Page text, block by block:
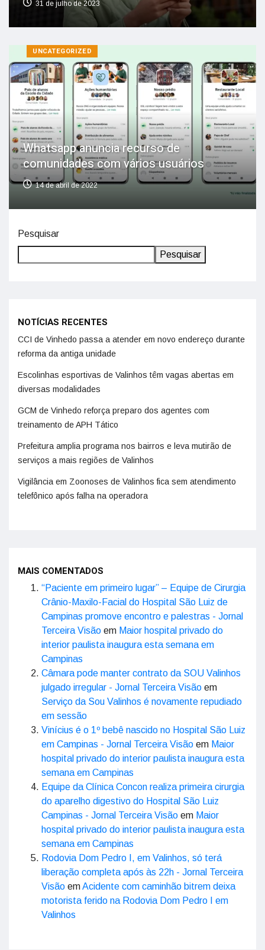
31 de julho de 2023
UNCATEGORIZED
Whatsapp anuncia recurso de
comunidades com vários usuários
14 de abril de 2022
Pesquisar
Pesquisar
NOTÍCIAS RECENTES
CCI de Vinhedo passa a atender em novo endereço durante
reforma da antiga unidade
Escolinhas esportivas de Valinhos têm vagas abertas em
diversas modalidades
GCM de Vinhedo reforça preparo dos agentes com
treinamento de APH Tático
Prefeitura amplia programa nos bairros e leva mutirão de
serviços a mais regiões de Valinhos
Vigilância em Zoonoses de Valinhos fica sem atendimento
telefônico após falha na operadora
MAIS COMENTADOS
“Paciente em primeiro lugar” – Equipe de Cirurgia
Crânio-Maxilo-Facial do Hospital São Luiz de
Campinas promove encontro e palestras - Jornal
Terceira Visão em Maior hospital privado do
interior paulista inaugura esta semana em
Campinas
Câmara pode manter contrato da SOU Valinhos
julgado irregular - Jornal Terceira Visão em
Serviço da Sou Valinhos é novamente repudiado
em sessão
Vinícius é o 1º bebê nascido no Hospital São Luiz
em Campinas - Jornal Terceira Visão em Maior
hospital privado do interior paulista inaugura esta
semana em Campinas
Equipe da Clínica Concon realiza primeira cirurgia
do aparelho digestivo do Hospital São Luiz
Campinas - Jornal Terceira Visão em Maior
hospital privado do interior paulista inaugura esta
semana em Campinas
Rodovia Dom Pedro I, em Valinhos, só terá
liberação completa após às 22h - Jornal Terceira
Visão emAcidente com caminhão bitrem deixa
motorista ferido na Rodovia Dom Pedro I em
Valinhos